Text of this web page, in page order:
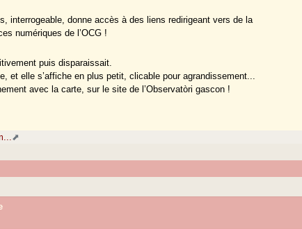
interrogeable, donne accès à des liens redirigeant vers de la
numériques de l’OCG !
puis disparaissait.
et elle s’affiche en plus petit, clicable pour agrandissement...
avec la carte, sur le site de l’Observatòri gascon !